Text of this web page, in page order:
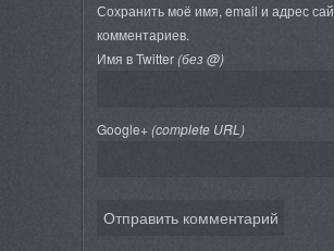
Сохранить моё имя, email и адрес
комментариев.
Имя в Twitter(без @)
Google+ (complete URL)